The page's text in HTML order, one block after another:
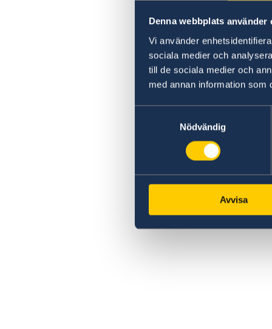
Denna webbplats använder
Vi använder
sociala medier och
till de sociala medier och
med annan information som
Nödvändig
Avvisa